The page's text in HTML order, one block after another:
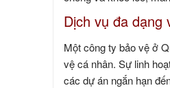
Dịch vụ đa dạng
Một công ty bảo vệ ở
vệ cá nhân. Sự linh
các dự án ngắn hạn